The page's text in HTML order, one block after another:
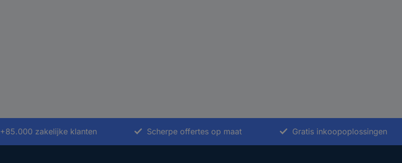
+85.000 zakelijke klanten Scherpe offertes op maat Gratis inkoopoplossingen